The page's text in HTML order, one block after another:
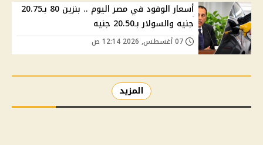
أسعار الوقود في مصر اليوم .. بنزين 80 بـ20.75
جنيه والسولار بـ20.50 جنيه
المزيد